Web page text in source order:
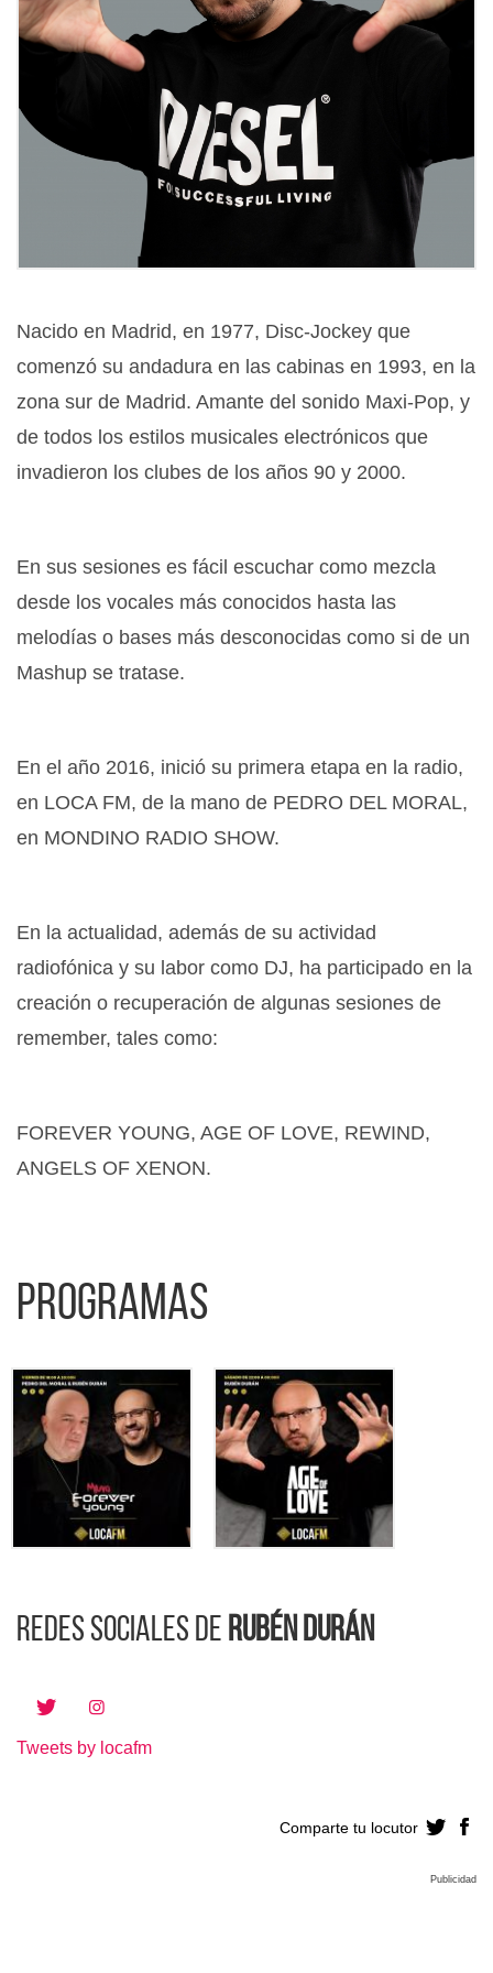
Nacido en Madrid, en 1977, Disc-Jockey que
comenzó su andadura en las cabinas en 1993, en la
zona sur de Madrid. Amante del sonido Maxi-Pop, y
de todos los estilos musicales electrónicos que
invadieron los clubes de los años 90 y 2000.
En sus sesiones es fácil escuchar como mezcla
desde los vocales más conocidos hasta las
melodías o bases más desconocidas como si de un
Mashup se tratase.
En el año 2016, inició su primera etapa en la radio,
en LOCA FM, de la mano de PEDRO DEL MORAL,
en MONDINO RADIO SHOW.
En la actualidad, además de su actividad
radiofónica y su labor como DJ, ha participado en la
creación o recuperación de algunas sesiones de
remember, tales como:
FOREVER YOUNG, AGE OF LOVE, REWIND,
ANGELS OF XENON.
Programas
Redes sociales de Rubén Durán
Tweets by locafm
Comparte tu locutor
Publicidad